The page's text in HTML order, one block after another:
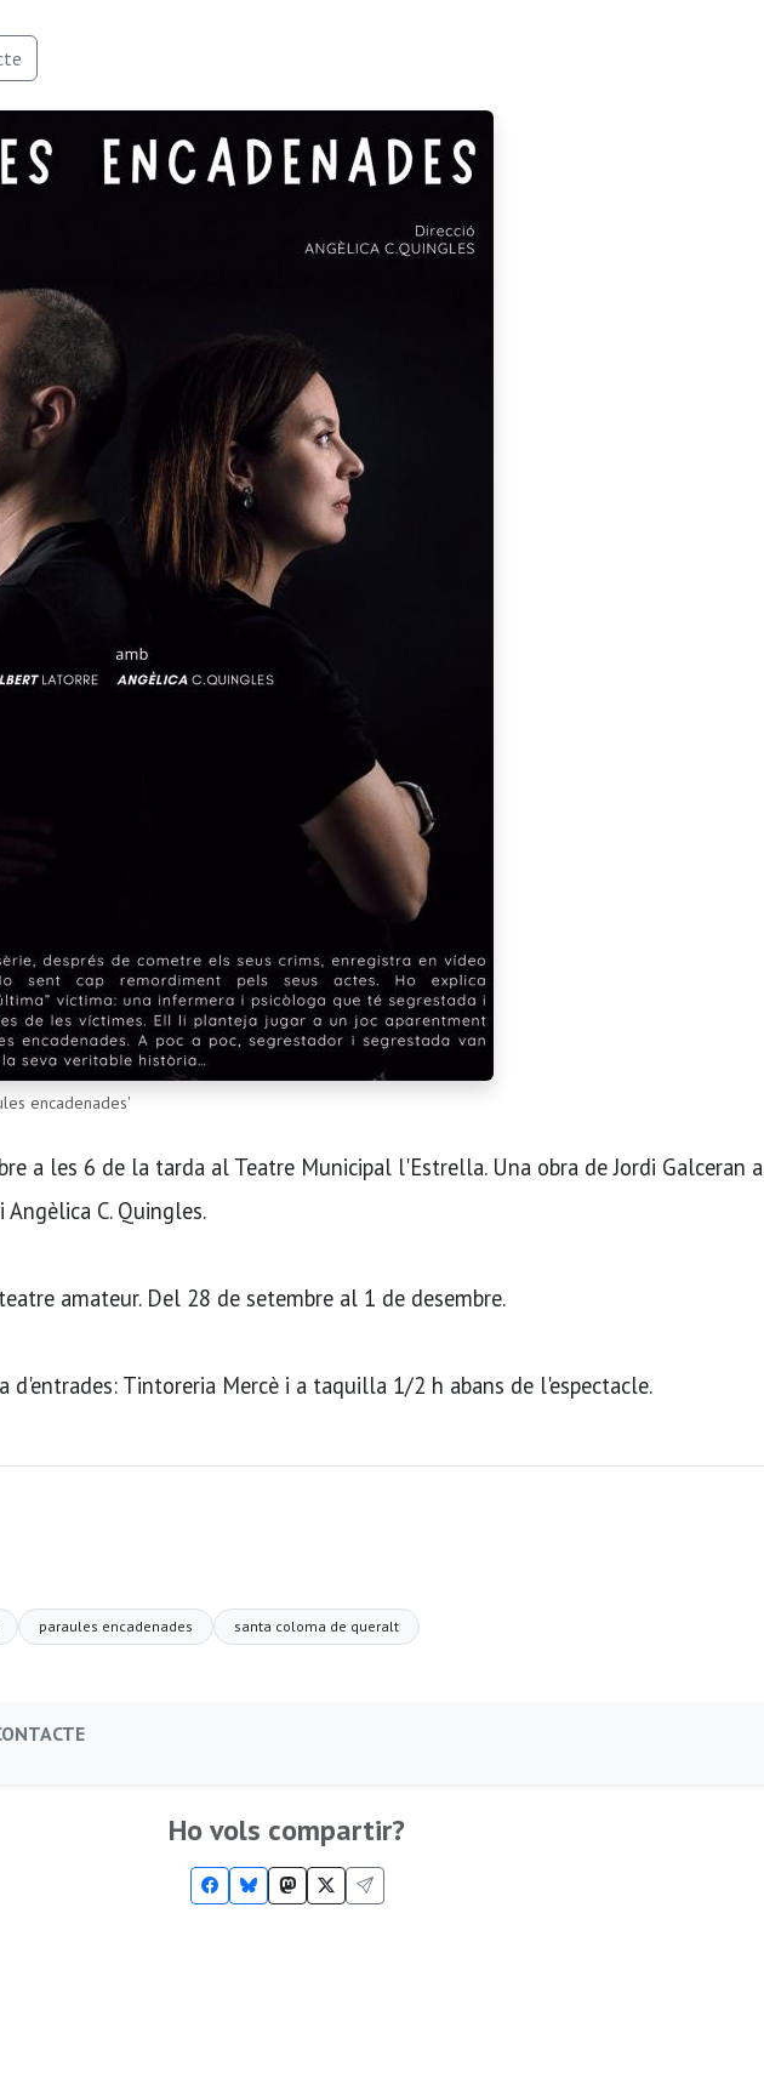
encadenades'
a les 6 de la tarda al Teatre Municipal l'Estrella. Una obra de Jordi Galceran a
C. Quingles.
amateur. Del 28 de setembre al 1 de desembre.
d'entrades: Tintoreria Mercè i a taquilla 1/2 h abans de l'espectacle.
paraules encadenades santa coloma de queralt
Ho vols compartir?